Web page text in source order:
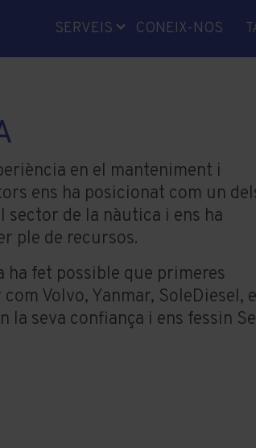
SERVEIS
MECÀNICA
RECANVIS
SOLDADURA
VARADOR
GESTORIA
CONEIX-NOS
en el manteniment i
ens ha posicionat com un
sector de la nàutica i ens ha
ple de recursos.
fet possible que primeres
Volvo, Yanmar, SoleDiesel,
la seva confiança i ens fessin